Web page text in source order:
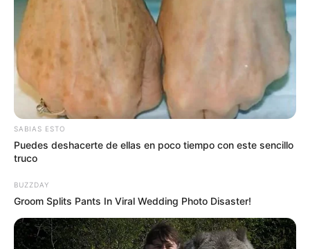
SABIAS ESTO
Puedes deshacerte de ellas en poco tiempo con este sencillo
truco
BUZZDAY
Groom Splits Pants In Viral Wedding Photo Disaster!